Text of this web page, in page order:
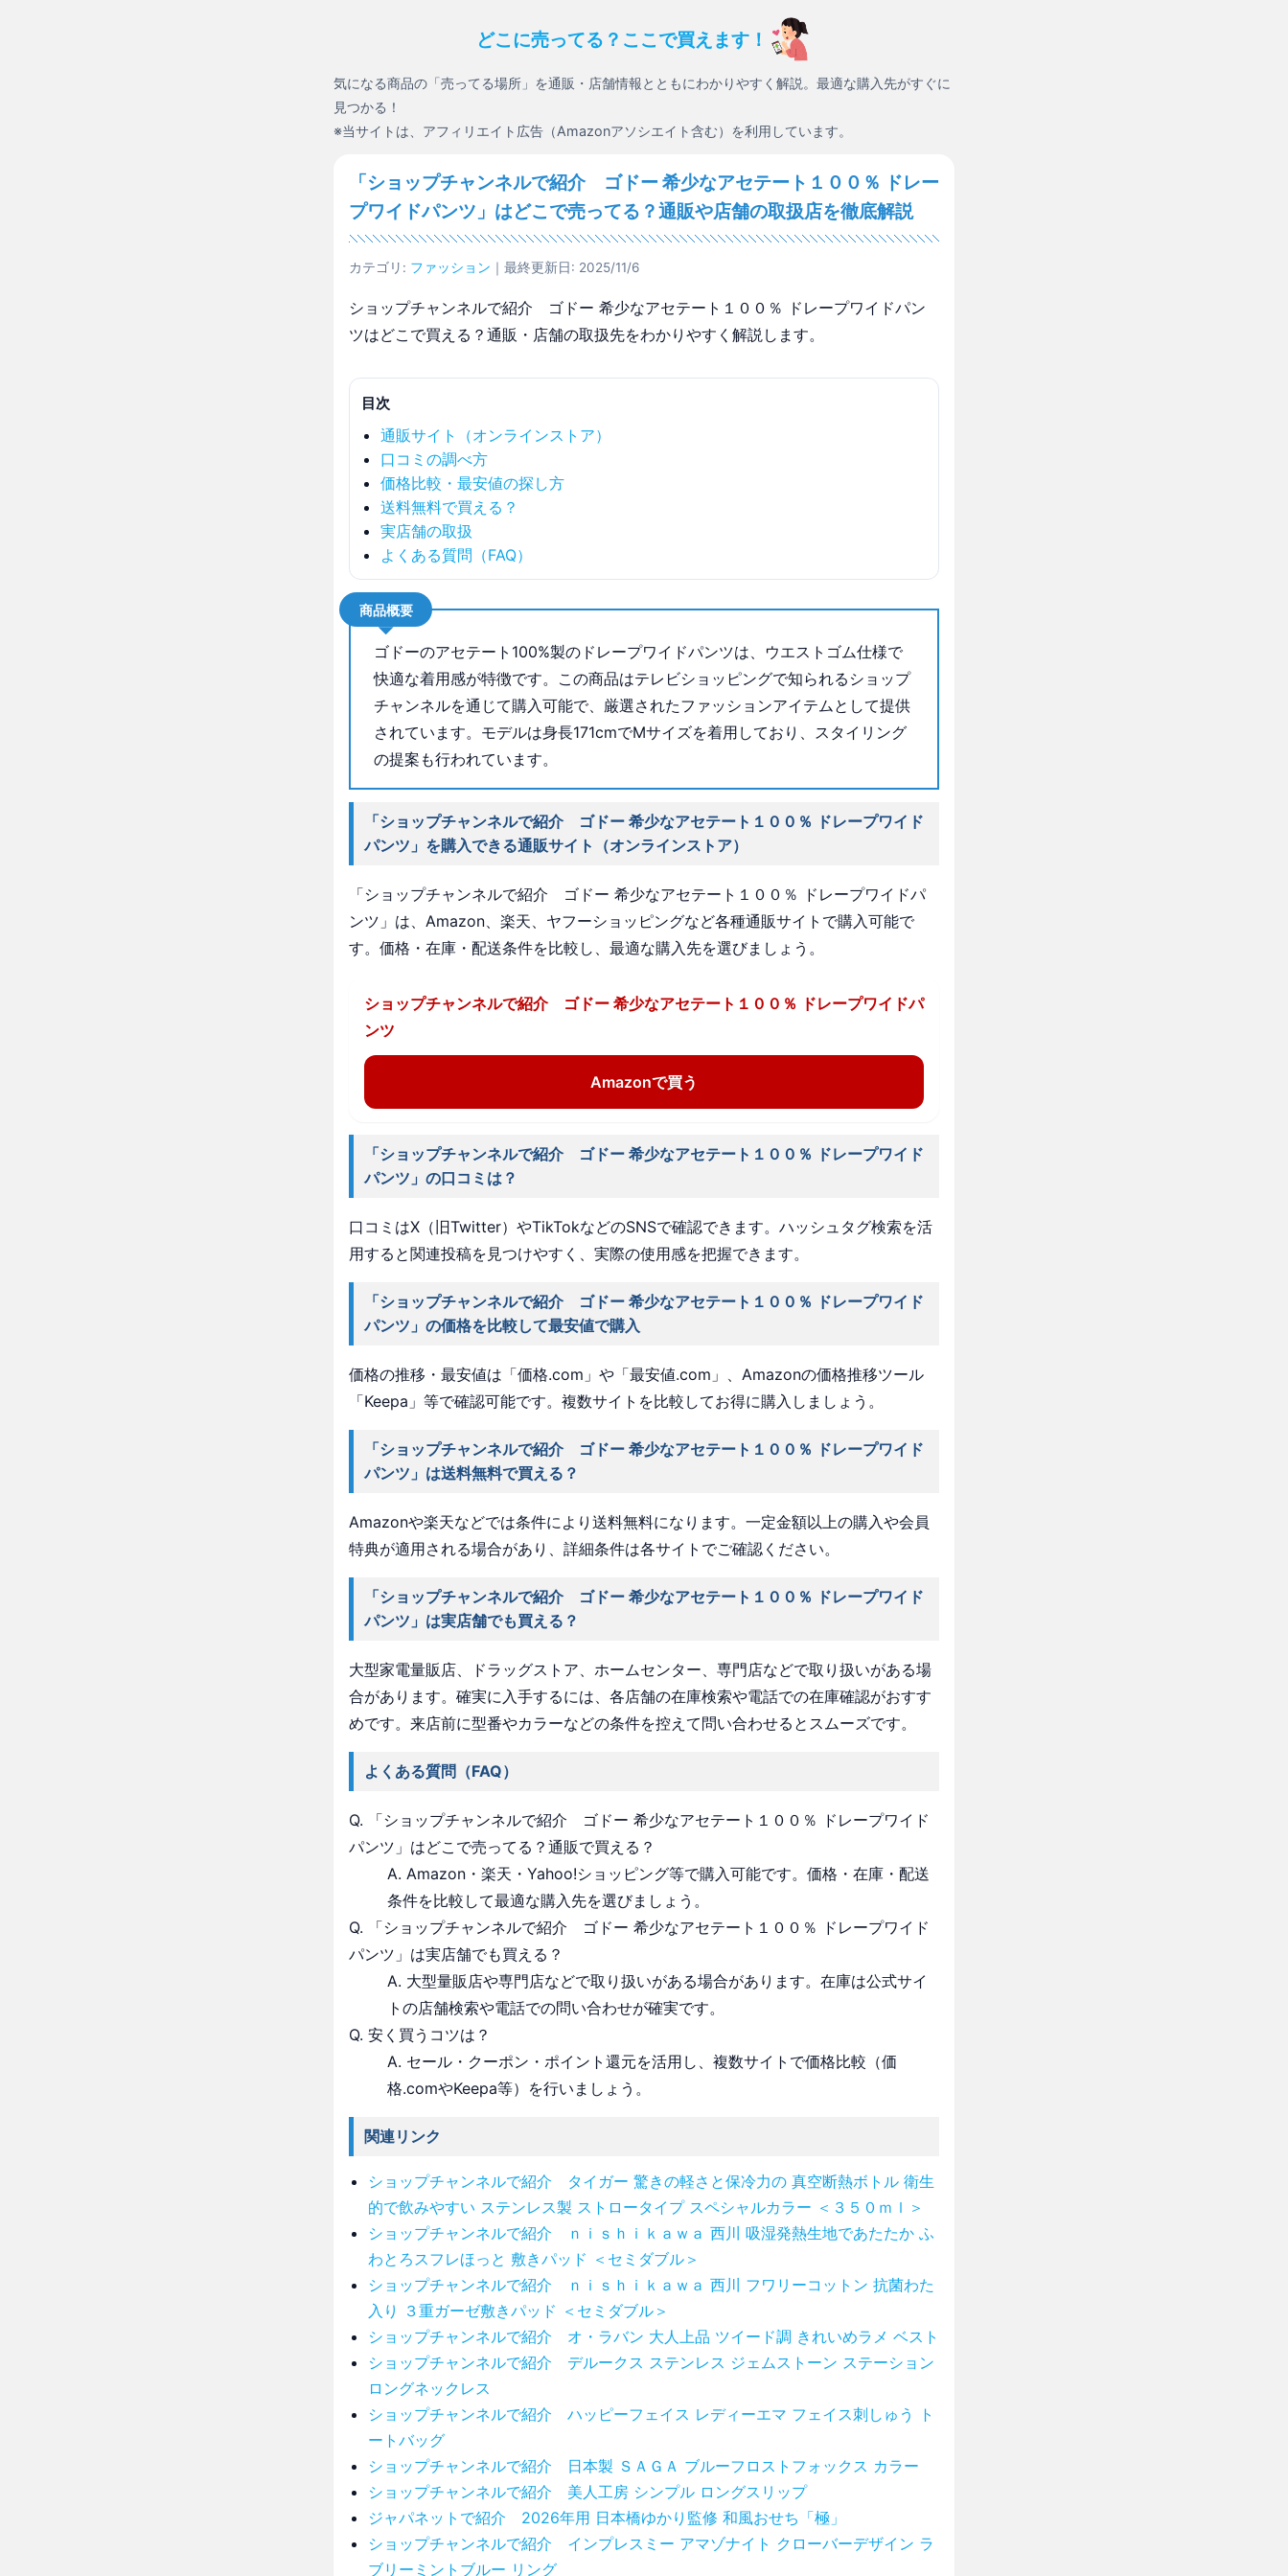
どこに売ってる？ここで買えます！
気になる商品の「売ってる場所」を通販・店舗情報とともにわかりやすく解説。最適な購入先がすぐに
見つかる！
※当サイトは、アフィリエイト広告（Amazonアソシエイト含む）を利用しています。
「ショップチャンネルで紹介 ゴドー 希少なアセテート１００％ ドレー
プワイドパンツ」はどこで売ってる？通販や店舗の取扱店を徹底解説
カテゴリ: ファッション ｜最終更新日: 2025/11/6
ショップチャンネルで紹介 ゴドー 希少なアセテート１００％ ドレープワイドパン
ツはどこで買える？通販・店舗の取扱先をわかりやすく解説します。
目次
通販サイト（オンラインストア）
口コミの調べ方
価格比較・最安値の探し方
送料無料で買える？
実店舗の取扱
よくある質問（FAQ）
商品概要
ゴドーのアセテート100%製のドレープワイドパンツは、ウエストゴム仕様で
快適な着用感が特徴です。この商品はテレビショッピングで知られるショップ
チャンネルを通じて購入可能で、厳選されたファッションアイテムとして提供
されています。モデルは身長171cmでMサイズを着用しており、スタイリング
の提案も行われています。
「ショップチャンネルで紹介 ゴドー 希少なアセテート１００％ ドレープワイド
パンツ」を購入できる通販サイト（オンラインストア）
「ショップチャンネルで紹介 ゴドー 希少なアセテート１００％ ドレープワイドパ
ンツ」は、Amazon、楽天、ヤフーショッピングなど各種通販サイトで購入可能で
す。価格・在庫・配送条件を比較し、最適な購入先を選びましょう。
ショップチャンネルで紹介 ゴドー 希少なアセテート１００％ ドレープワイドパ
ンツ
Amazonで買う
「ショップチャンネルで紹介 ゴドー 希少なアセテート１００％ ドレープワイド
パンツ」の口コミは？
口コミはX（旧Twitter）やTikTokなどのSNSで確認できます。ハッシュタグ検索を活
用すると関連投稿を見つけやすく、実際の使用感を把握できます。
「ショップチャンネルで紹介 ゴドー 希少なアセテート１００％ ドレープワイド
パンツ」の価格を比較して最安値で購入
価格の推移・最安値は「価格.com」や「最安値.com」、Amazonの価格推移ツール
「Keepa」等で確認可能です。複数サイトを比較してお得に購入しましょう。
「ショップチャンネルで紹介 ゴドー 希少なアセテート１００％ ドレープワイド
パンツ」は送料無料で買える？
Amazonや楽天などでは条件により送料無料になります。一定金額以上の購入や会員
特典が適用される場合があり、詳細条件は各サイトでご確認ください。
「ショップチャンネルで紹介 ゴドー 希少なアセテート１００％ ドレープワイド
パンツ」は実店舗でも買える？
大型家電量販店、ドラッグストア、ホームセンター、専門店などで取り扱いがある場
合があります。確実に入手するには、各店舗の在庫検索や電話での在庫確認がおすす
めです。来店前に型番やカラーなどの条件を控えて問い合わせるとスムーズです。
よくある質問（FAQ）
Q. 「ショップチャンネルで紹介 ゴドー 希少なアセテート１００％ ドレープワイド
パンツ」はどこで売ってる？通販で買える？
A. Amazon・楽天・Yahoo!ショッピング等で購入可能です。価格・在庫・配送
条件を比較して最適な購入先を選びましょう。
Q. 「ショップチャンネルで紹介 ゴドー 希少なアセテート１００％ ドレープワイド
パンツ」は実店舗でも買える？
A. 大型量販店や専門店などで取り扱いがある場合があります。在庫は公式サイ
トの店舗検索や電話での問い合わせが確実です。
Q. 安く買うコツは？
A. セール・クーポン・ポイント還元を活用し、複数サイトで価格比較（価
格.comやKeepa等）を行いましょう。
関連リンク
ショップチャンネルで紹介 タイガー 驚きの軽さと保冷力の 真空断熱ボトル 衛生
的で飲みやすい ステンレス製 ストロータイプ スペシャルカラー ＜３５０ｍｌ＞
ショップチャンネルで紹介 ｎｉｓｈｉｋａｗａ 西川 吸湿発熱生地であたたか ふ
わとろスフレほっと 敷きパッド ＜セミダブル＞
ショップチャンネルで紹介 ｎｉｓｈｉｋａｗａ 西川 フワリーコットン 抗菌わた
入り ３重ガーゼ敷きパッド ＜セミダブル＞
ショップチャンネルで紹介 オ・ラバン 大人上品 ツイード調 きれいめラメ ベスト
ショップチャンネルで紹介 デルークス ステンレス ジェムストーン ステーション
ロングネックレス
ショップチャンネルで紹介 ハッピーフェイス レディーエマ フェイス刺しゅう ト
ートバッグ
ショップチャンネルで紹介 日本製 ＳＡＧＡ ブルーフロストフォックス カラー
ショップチャンネルで紹介 美人工房 シンプル ロングスリップ
ジャパネットで紹介 2026年用 日本橋ゆかり監修 和風おせち「極」
ショップチャンネルで紹介 インプレスミー アマゾナイト クローバーデザイン ラ
ブリーミントブルー リング